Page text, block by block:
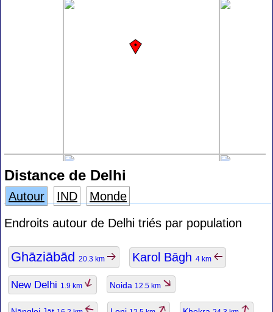
Distance de Delhi
Autour IND
Monde
Endroits autour de Delhi triés par population
Ghāziābād 20.3 km Karol Bāgh 4 km
New Delhi 1.9 km Noida 12.5 km